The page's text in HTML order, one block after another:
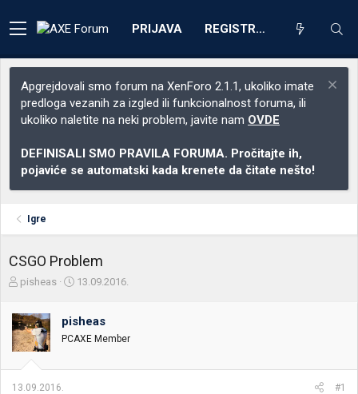
PRIJAVA REGISTRACIJA
Apgrejdovali smo forum na XenForo 2.1.1, ukoliko imate
predloga vezanih za izgled ili funkcionalnost foruma, ili
ukoliko naletite na neki problem, javite nam OVDE
DEFINISALI SMO PRAVILA FORUMA. Pročitajte ih,
pojaviće se automatski kada krenete da čitate nešto!
Igre
CSGO Problem
Z
e
t
n
i
k
pisheas
D
u
m
o
13.09.2016.
pisheas
PCAXE Member
13.09.2016. #1